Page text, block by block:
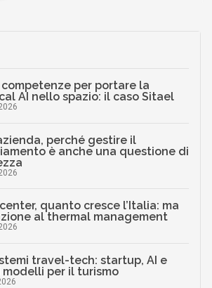
per portare la
AI nello spazio: il caso Sitael
perché gestire il
è anche una questione di
quanto cresce l’Italia: ma
al thermal management
travel-tech: startup, AI e
modelli per il turismo